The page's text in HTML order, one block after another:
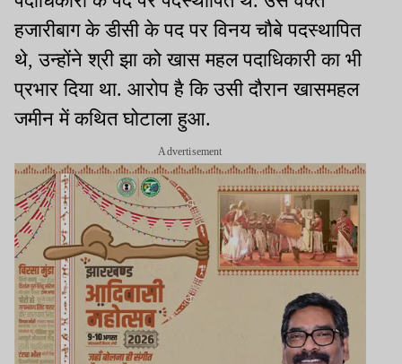
हजारीबाग के डीसी के पद पर विनय चौबे पदस्थापित
थे, उन्होंने श्री झा को खास महल पदाधिकारी का भी
प्रभार दिया था. आरोप है कि उसी दौरान खासमहल
जमीन में कथित घोटाला हुआ.
Advertisement